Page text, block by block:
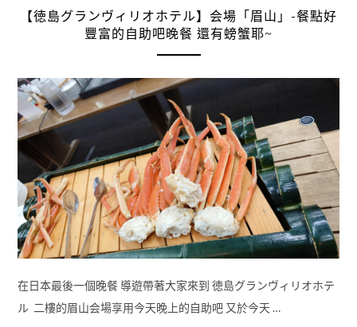
【徳島グランヴィリオホテル】会場「眉山」-餐點好
豐富的自助吧晚餐 還有螃蟹耶~
在日本最後一個晚餐 導遊帶著大家來到 徳島グランヴィリオホテ
ル 二樓的眉山会場享用今天晚上的自助吧 又於今天 …